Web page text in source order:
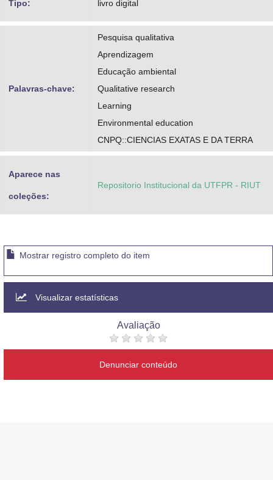
Tipo: livro digital
Palavras-chave:
Pesquisa qualitativa
Aprendizagem
Educação ambiental
Qualitative research
Learning
Environmental education
CNPQ::CIENCIAS EXATAS E DA TERRA
Aparece nas
coleções:
Repositorio Institucional da UTFPR - RIUT
Mostrar registro completo do item
Visualizar estatísticas
Avaliação
Denunciar conteúdo